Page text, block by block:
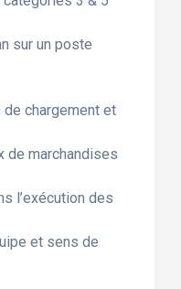
sur un poste
chargement et
de marchandises
l’exécution des
et sens de